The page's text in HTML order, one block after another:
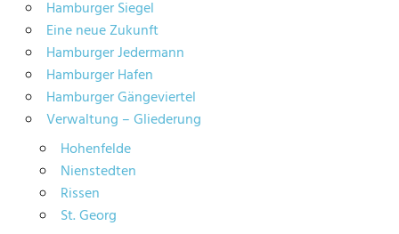
Hamburger Siegel
Eine neue Zukunft
Hamburger Jedermann
Hamburger Hafen
Hamburger Gängeviertel
Verwaltung – Gliederung
Hohenfelde
Nienstedten
Rissen
St. Georg